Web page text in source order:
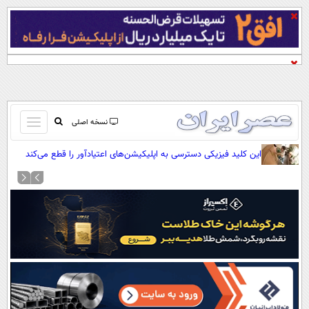
نسخه اصلی
باز
و
بسته
کردن
صفحه اول
آرشیو
نظرسنجی
آب و هوا
اوقات شرعی
سواد زندگی
این کلید فیزیکی دسترسی به اپلیکیشن‌های اعتیادآور را قطع می‌کند